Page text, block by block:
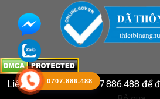
0707.886.488
Liên hệ HOTLINE : 0707.886.488 để